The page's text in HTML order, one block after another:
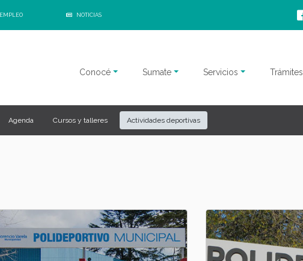
EMPLEO NOTICIAS
Conocé Sumate Servicios Trámites
Agenda Cursos y talleres Actividades deportivas